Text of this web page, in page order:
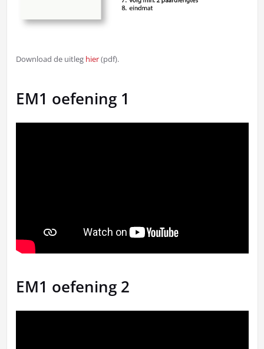
Download de uitleg hier(pdf).
EM1 oefening 1
EM1 oefening 2